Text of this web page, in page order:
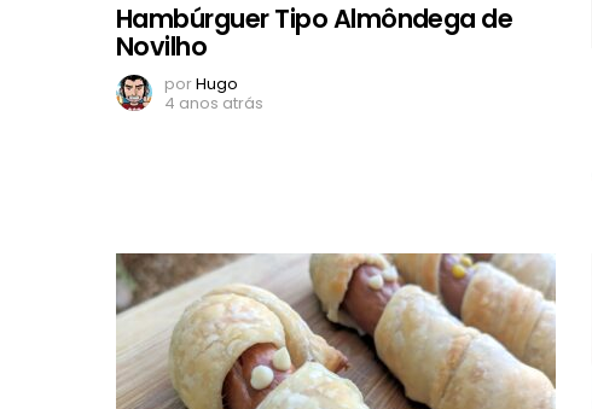
Hambúrguer Tipo Almôndega de
Novilho
porHugo
4 anos atrás